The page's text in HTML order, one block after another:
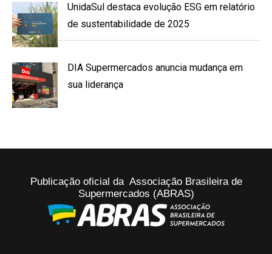
UnidaSul destaca evolução ESG em relatório
de sustentabilidade de 2025
DIA Supermercados anuncia mudança em
sua liderança
Publicação oficial da Associação Brasileira de
Supermercados (ABRAS)